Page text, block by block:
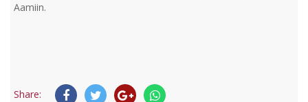
Aamiin.
Share: